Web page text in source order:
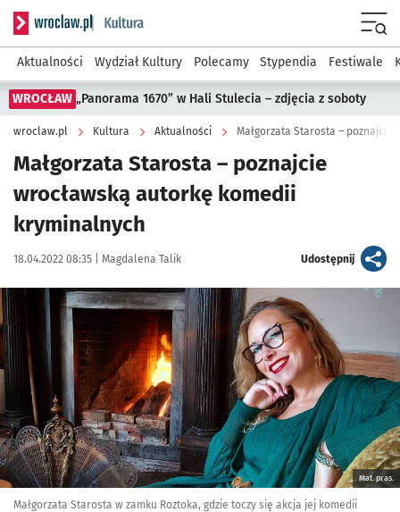
Serwis informacyjny wroclaw.pl podserwis: Kultura
Aktualności Wydział Kultury Polecamy Stypendia Festiwale
WROCŁAW „Panorama 1670” w Hali Stulecia – zdjęcia z soboty
wroclaw.pl Kultura Aktualności Małgorzata Starosta –
Małgorzata Starosta – poznajcie
wrocławską autorkę komedii
kryminalnych
Data publikacji:
18.04.2022 08:35 | Autor:
Magdalena Talik Udostępnijartykuł
Kliknij, aby powiększyć
Mat. pras.
Małgorzata Starosta w zamku Roztoka, gdzie toczy się akcja jej komedii